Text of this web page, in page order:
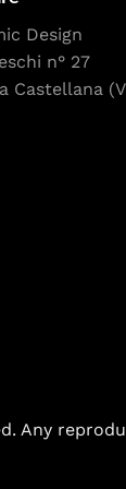
Design
n° 27
Castellana
Any